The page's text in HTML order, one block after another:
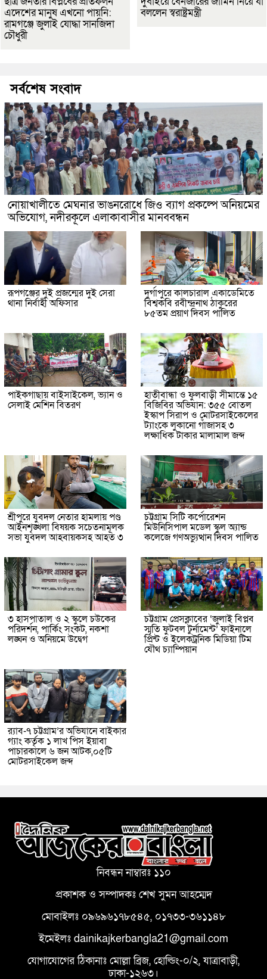
এদেশের মানুষ এখনো পায়নি:
রামগঞ্জে জুলাই যোদ্ধা সানজিদা
চৌধুরী
বললেন স্বরাষ্ট্রমন্ত্রী
সর্বশেষ সংবাদ
নোয়াখালীতে মেঘনার ভাঙনরোধে জিও ব্যাগ প্রকল্পে অনিয়মের
অভিযোগ, নদীরকূলে এলাকাবাসীর মানববন্ধন
রূপগঞ্জের দুই প্রজন্মের দুই সেরা
থানা নির্বাহী অফিসার
দুর্গাপুরে কালচারাল একাডেমিতে
বিশ্বকবি রবীন্দ্রনাথ ঠাকুরের
৮৫তম প্রয়াণ দিবস পালিত
পাইকগাছায় বাইসাইকেল, ভ্যান ও
সেলাই মেশিন বিতরণ
হাতীবান্ধা ও ফুলবাড়ী সীমান্তে ১৫
বিজিবির অভিযান: ৩৫৫ বোতল
ইস্কাপ সিরাপ ও মোটরসাইকেলের
ট্যাংকে লুকানো গাঁজাসহ ৩
লক্ষাধিক টাকার মালামাল জব্দ
শ্রীপুরে যুবদল নেতার হামলায় পণ্ড
আইনশৃঙ্খলা বিষয়ক সচেতনামূলক
সভা যুবদল আহবায়কসহ আহত ৩
চট্টগ্রাম সিটি কর্পোরেশন
মিউনিসিপাল মডেল স্কুল অ্যান্ড
কলেজে গণঅভ্যুত্থান দিবস পালিত
৩ হাসপাতাল ও ২ স্কুলে চউকের
পরিদর্শন, পার্কিং সংকট, নকশা
লঙ্ঘন ও অনিয়মে উদ্বেগ
চট্টগ্রাম প্রেসক্লাবের ‘জুলাই বিপ্লব
স্মৃতি ফুটবল টুর্নামেন্ট’ ফাইনালে
প্রিন্ট ও ইলেকট্রনিক মিডিয়া টিম
যৌথ চ্যাম্পিয়ান
র‌্যাব-৭ চট্টগ্রাম’র অভিযানে বাইকার
গ্যাং কর্তৃক ১ লাখ পিস ইয়াবা
পাচারকালে ৬ জন আটক,০৫টি
মোটরসাইকেল জব্দ
নিবন্ধন নাম্বারঃ ১১০
প্রকাশক ও সম্পাদকঃ শেখ সুমন আহম্মেদ
মোবাইলঃ ০৯৬৯৬১৭৮৫৪৫, ০১৭৩৩-৩৬১১৪৮
ইমেইলঃ dainikajkerbangla21@gmail.com
যোগাযোগের ঠিকানাঃ মোল্লা ব্রিজ, হোল্ডিং-০/২, যাত্রাবাড়ী,
ঢাকা-১২৬৩।